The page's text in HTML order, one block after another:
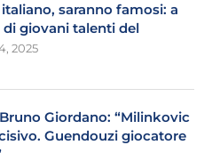
saranno famosi: a
di giovani talenti del
2025
Giordano: “Milinkovic
Guendouzi giocatore